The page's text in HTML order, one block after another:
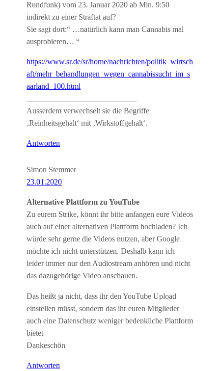
Rundfunk) vom 23. Januar 2020 ab Min. 9:50
indirekt zu einer Straftat auf?
Sie sagt dort:“ …natürlich kann man Cannabis mal
ausprobieren… “
https://www.sr.de/sr/home/nachrichten/politik_wirtsch
aft/mehr_behandlungen_wegen_cannabissucht_im_s
aarland_100.html
Ausserdem verwechselt sie die Begriffe
‚Reinheitsgehalt‘ mit ‚Wirkstoffgehalt‘.
Antworten
Simon Stemmer
23.01.2020
Alternative Plattform zu YouTube
Zu eurem Strike, könnt ihr bitte anfangen eure Videos
auch auf einer alternativen Plattform hochladen? Ich
würde sehr gerne die Videos nutzen, aber Google
möchte ich nicht unterstützen. Deshalb kann ich
leider immer nur den Audiostream anhören und nicht
das dazugehörige Video anschauen.
Das heißt ja nicht, dass ihr den YouTube Upload
einstellen müsst, sondern das ihr euren Mitglieder
auch eine Datenschutz weniger bedenkliche Plattform
bietet
Dankeschön
Antworten